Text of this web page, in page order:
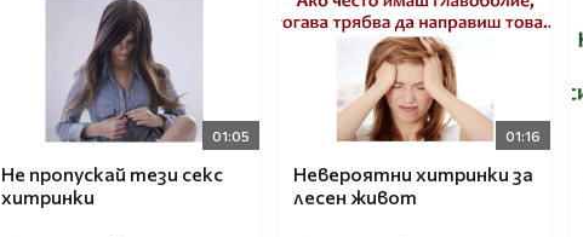
01:05
Не пропускай тези секс
хитринки
01:16
Невероятни хитринки за
лесен живот